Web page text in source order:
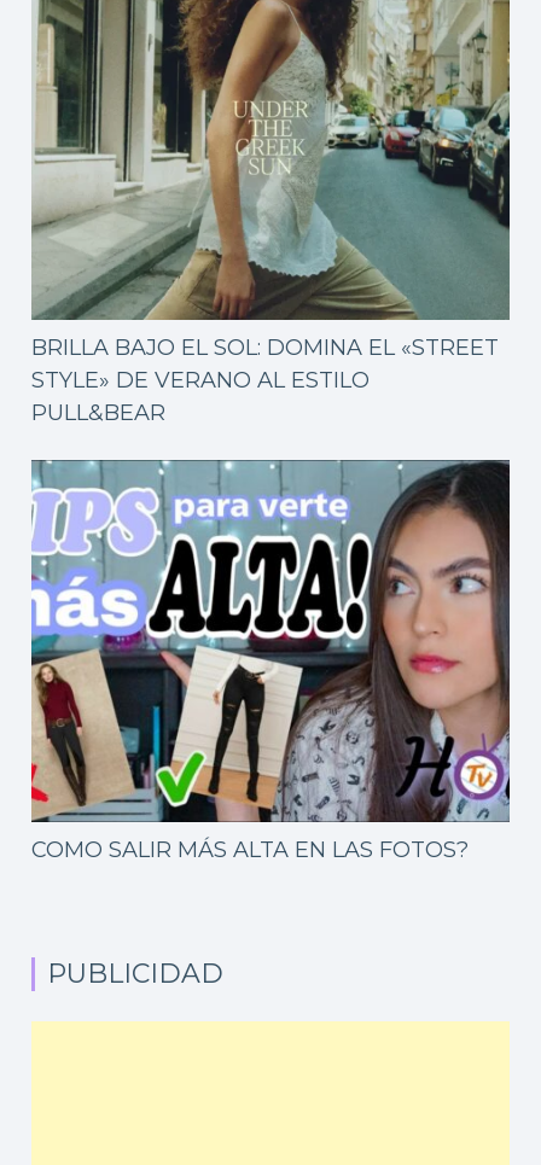
BRILLA BAJO EL SOL: DOMINA EL «STREET
STYLE» DE VERANO AL ESTILO
PULL&BEAR
COMO SALIR MÁS ALTA EN LAS FOTOS?
PUBLICIDAD